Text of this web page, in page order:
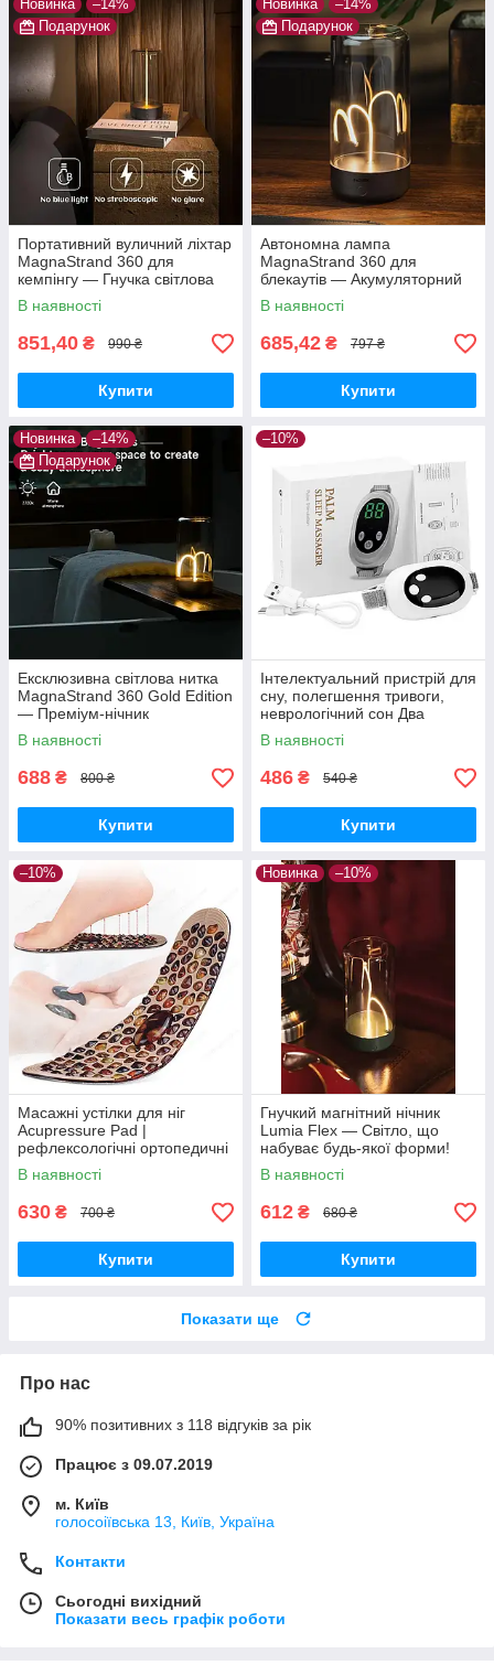
Новинка
–14%
Подарунок
Портативний вуличний ліхтар
MagnaStrand 360 для
кемпінгу — Гнучка світлова
нитка 360° з магнітним
кріпленням та Type-C
В наявності
851,40 ₴ 990 ₴
Купити
Новинка
–14%
Подарунок
Автономна лампа
MagnaStrand 360 для
блекаутів — Акумуляторний
світильник «Квантовий дріт» з
Type-C та потужним магнітом
В наявності
685,42 ₴ 797 ₴
Купити
Новинка
–14%
Подарунок
Ексклюзивна світлова нитка
MagnaStrand 360 Gold Edition
— Преміум-нічник
трансформер, дизайнерська
LED-лампа
В наявності
688 ₴ 800 ₴
Купити
–10%
Інтелектуальний пристрій для
сну, полегшення тривоги,
неврологічний сон Два
режими, 20 рівнів
інтенсивності
В наявності
486 ₴ 540 ₴
Купити
–10%
Масажні устілки для ніг
Acupressure Pad |
рефлексологічні ортопедичні
устілки | анти-втома,
стимуляція точок стопи
В наявності
630 ₴ 700 ₴
Купити
Новинка –10%
Гнучкий магнітний нічник
Lumia Flex — Світло, що
набуває будь-якої форми!
В наявності
612 ₴ 680 ₴
Купити
Показати ще
Про нас
90% позитивних з 118 відгуків за рік
Працює з 09.07.2019
м. Київ
голосоіївська 13, Київ, Україна
Контакти
Сьогодні вихідний
Показати весь графік роботи